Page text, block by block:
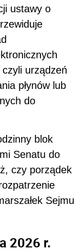
ustawy o
urządzeń
płynów lub
do
blok
Senatu do
czy porządek
Sejmu
2026 r.